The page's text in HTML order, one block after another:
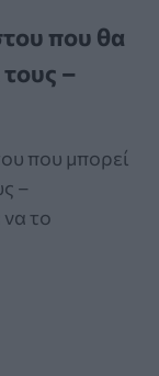
που θα
–
που μπορεί
–
να το